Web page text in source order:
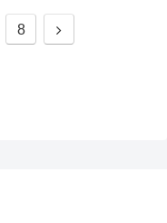
8
次